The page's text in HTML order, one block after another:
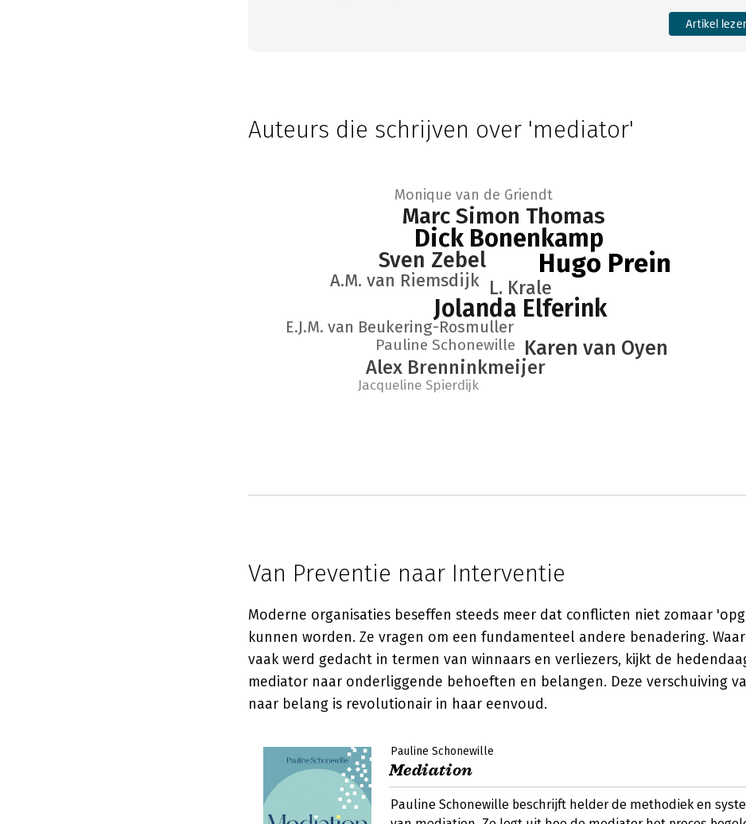
Artikel
Auteurs die schrijven over 'mediator'
Hugo Prein
Dick Bonenkamp
Jolanda Elferink
Marc Simon Thomas
Sven Zebel
Karen van Oyen
Alex Brenninkmeijer
L. Krale
A.M. van Riemsdijk
E.J.M. van Beukering-Rosmuller
Pauline Schonewille
Monique van de Griendt
Jacqueline Spierdijk
Van Preventie naar Interventie
Moderne organisaties beseffen steeds meer dat conflicten niet zomaar
kunnen worden. Ze vragen om een fundamenteel andere benadering.
vaak werd gedacht in termen van winnaars en verliezers, kijkt de
mediator naar onderliggende behoeften en belangen. Deze verschuiving
naar belang is revolutionair in haar eenvoud.
Pauline Schonewille
Mediation
Pauline Schonewille beschrijft helder de methodiek en